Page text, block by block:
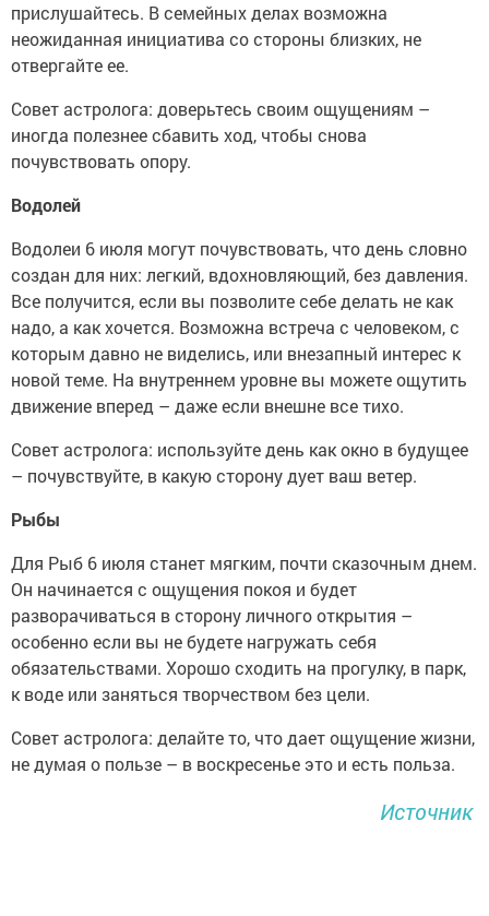
прислушайтесь. В семейных делах возможна
неожиданная инициатива со стороны близких, не
отвергайте ее.
Совет астролога: доверьтесь своим ощущениям –
иногда полезнее сбавить ход, чтобы снова
почувствовать опору.
Водолей
Водолеи 6 июля могут почувствовать, что день словно
создан для них: легкий, вдохновляющий, без давления.
Все получится, если вы позволите себе делать не как
надо, а как хочется. Возможна встреча с человеком, с
которым давно не виделись, или внезапный интерес к
новой теме. На внутреннем уровне вы можете ощутить
движение вперед – даже если внешне все тихо.
Совет астролога: используйте день как окно в будущее
– почувствуйте, в какую сторону дует ваш ветер.
Рыбы
Для Рыб 6 июля станет мягким, почти сказочным днем.
Он начинается с ощущения покоя и будет
разворачиваться в сторону личного открытия –
особенно если вы не будете нагружать себя
обязательствами. Хорошо сходить на прогулку, в парк,
к воде или заняться творчеством без цели.
Совет астролога: делайте то, что дает ощущение жизни,
не думая о пользе – в воскресенье это и есть польза.
Источник